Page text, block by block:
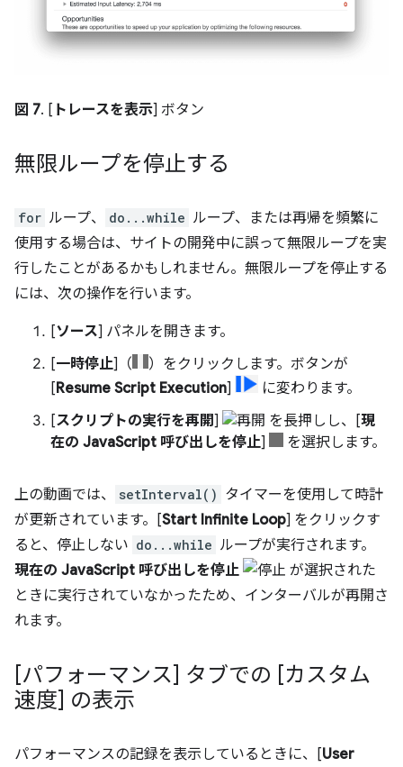
図 7. [ トレースを表示] ボタン
無限ループを停止する
for ループ、 do...while ループ、または再帰を頻繁に
使用する場合は、サイトの開発中に誤って無限ループを実
行したことがあるかもしれません。無限ループを停止する
には、次の操作を行います。
[ソース] パネルを開きます。
[一時停止]（
）をクリックします。ボタンが
[Resume Script Execution]
に変わります。
[スクリプトの実行を再開] を長押しし、[現
在の JavaScript 呼び出しを停止] を選択します。
上の動画では、 setInterval() タイマーを使用して時計
が更新されています。[Start Infinite Loop] をクリックす
ると、停止しない do...while ループが実行されます。
現在の JavaScript 呼び出しを停止
が選択された
ときに実行されていなかったため、インターバルが再開さ
れます。
[パフォーマンス] タブでの [カスタム
速度] の表示
パフォーマンスの記録を表示しているときに、[User